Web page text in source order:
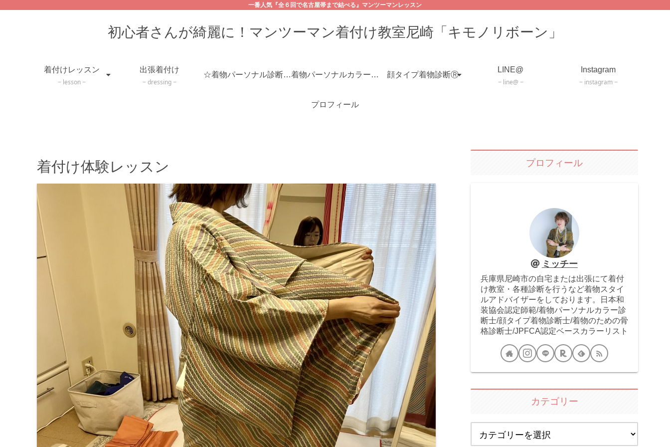
一番人気『全６回で名古屋帯まで結べる』マンツーマンレッスン
初心者さんが綺麗に！マンツーマン着付け教室尼崎「キモノリボーン」
着付けレッスン
lesson
出張着付け
dressing
☆着物パーソナル診断コース 着物パーソナルカラー診断 顔タイプ着物診断Ⓡ
LINE@
line@
Instagram
instagram
プロフィール
着付け体験レッスン プロフィール
ミッチー
兵庫県尼崎市の自宅または出張にて着付
け教室・各種診断を行うなど着物スタイ
ルアドバイザーをしております。日本和
装協会認定師範/着物パーソナルカラー診
断士/顔タイプ着物診断士/着物のための骨
格診断士/JPFCA認定ベースカラーリスト
カテゴリー